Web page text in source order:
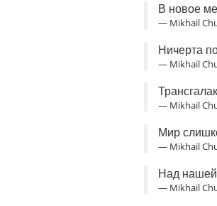
В новое
— Mikhail
Ничерта
— Mikhail
— Mikhail
Мир
— Mikhail
Над
— Mikhail